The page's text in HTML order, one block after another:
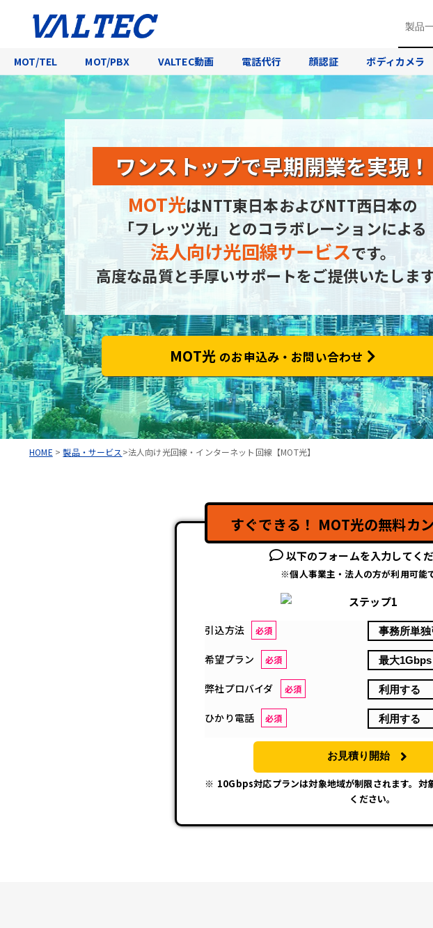
製品
MOT/TEL MOT/PBX VALTEC動画 電話代行 顔認証 ボディカメラ
ワンストップで早期開業を実現！
MOT光はNTT東日本およびNTT西日本の
「フレッツ光」とのコラボレーションによる
法人向け光回線サービスです。
高度な品質と手厚いサポートをご提供いたします
MOT光 のお申込み・お問い合わせ
HOME >製品・サービス >法人向け光回線・インターネット回線【MOT光】
すぐできる！ MOT光の無料カ
以下のフォームを入力してくだ
※個人事業主・法人の方が利用可能で
引込方法 必須
希望プラン 必須
弊社プロバイダ 必須
ひかり電話 必須
お見積り開始
10Gbps対応プランは対象地域が制限されます。対
ください。